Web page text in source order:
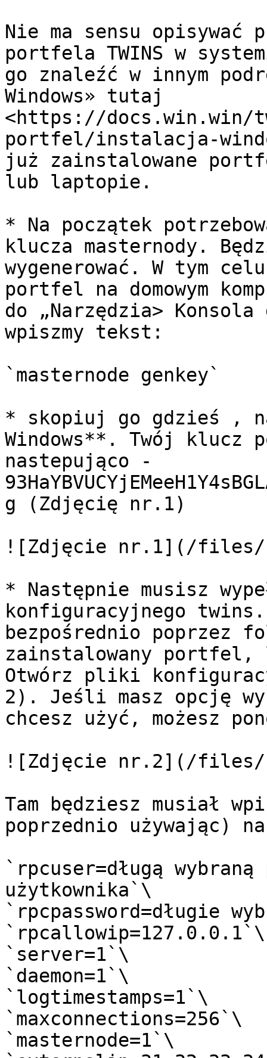
Nie ma sensu
portfela TWINS w
go znaleźć w innym
Windows» tutaj
<https://docs.win.win/
portfel/instalacja-
już zainstalowane
lub laptopie.
* Na początek
klucza masternody.
wygenerować. W tym
portfel na domowym
do „Narzędzia> Konsola
wpiszmy tekst:
`masternode genkey`
* skopiuj go gdzieś ,
Windows**. Twój klucz
nastepująco -
g (Zdjęcię nr.1)
![Zdjęcie nr.1](/files/-
* Następnie musisz
konfiguracyjnego
bezpośrednio poprzez
zainstalowany portfel,
Otwórz pliki
2). Jeśli masz opcję
chcesz użyć, możesz
![Zdjęcie nr.2](/files/-
Tam będziesz musiał
poprzednio używając)
`rpcuser=długą
użytkownika`\
`rpcpassword=długie
`rpcallowip=127.0.0.1`\
`server=1`\
`daemon=1`\
`logtimestamps=1`\
`maxconnections=256`\
`masternode=1`\